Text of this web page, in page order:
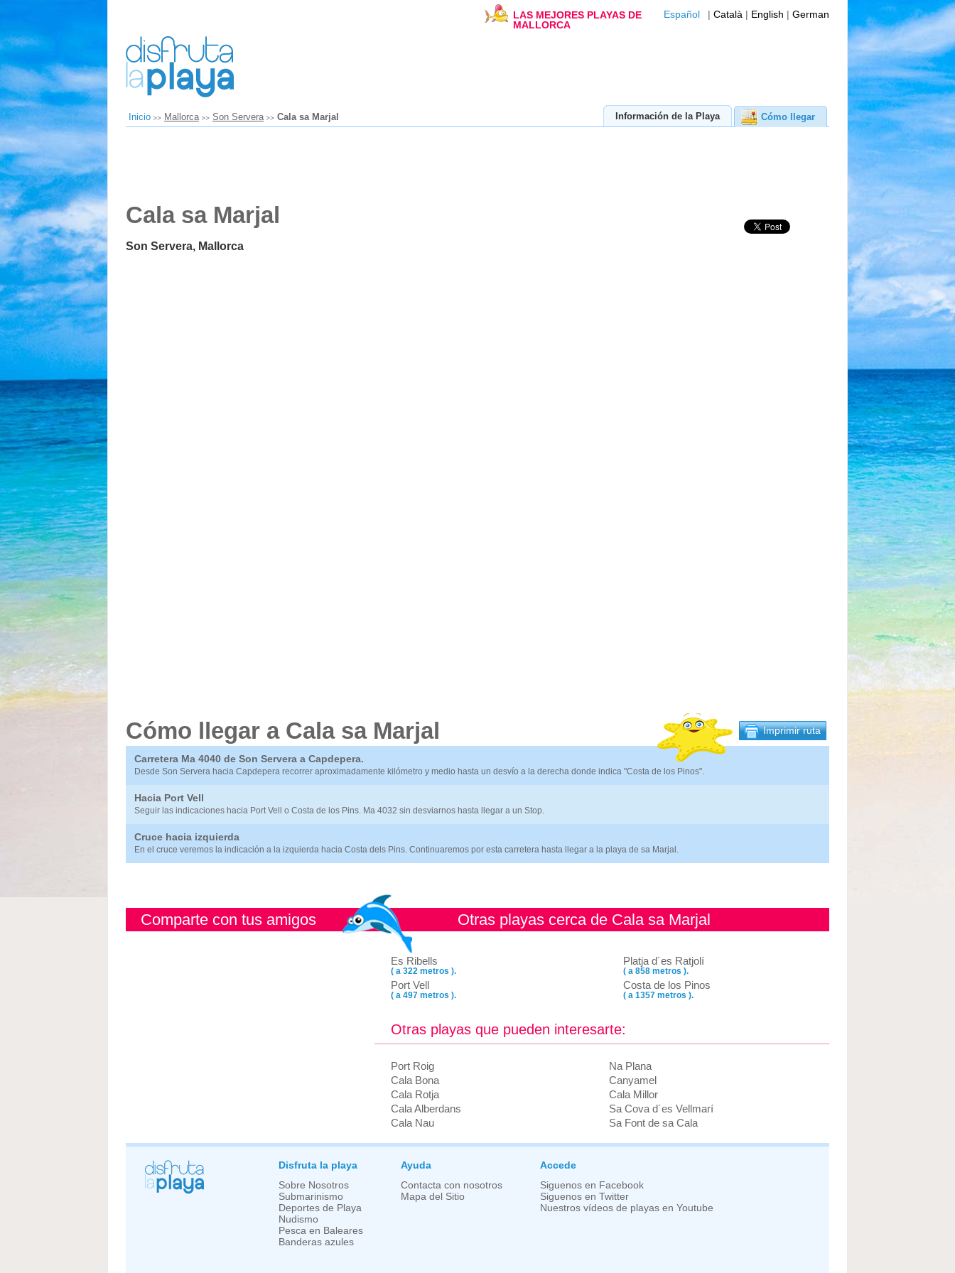
LAS MEJORES PLAYAS DE
MALLORCA
Español Català English German
Inicio Mallorca Son Servera Cala sa Marjal Información de la Playa Cómo llegar
Cala sa Marjal
Son Servera, Mallorca
Cómo llegar a Cala sa Marjal Imprimir ruta
Carretera Ma 4040 de Son Servera a Capdepera.
Desde Son Servera hacia Capdepera recorrer aproximadamente kilómetro y medio hasta un desvío a la derecha donde indica "Costa de los Pinos".
Hacia Port Vell
Seguir las indicaciones hacia Port Vell o Costa de los Pins. Ma 4032 sin desviarnos hasta llegar a un Stop.
Cruce hacia izquierda
En el cruce veremos la indicación a la izquierda hacia Costa dels Pins. Continuaremos por esta carretera hasta llegar a la playa de sa Marjal.
Comparte con tus amigos Otras playas cerca de Cala sa Marjal
Es Ribells
( a 322 metros ).
Port Vell
( a 497 metros ).
Platja d´es Ratjolí
( a 858 metros ).
Costa de los Pinos
( a 1357 metros ).
Otras playas que pueden interesarte:
Port Roig
Cala Bona
Cala Rotja
Cala Alberdans
Cala Nau
Na Plana
Canyamel
Cala Millor
Sa Cova d´es Vellmarí
Sa Font de sa Cala
Disfruta la playa
Sobre Nosotros
Submarinismo
Deportes de Playa
Nudismo
Pesca en Baleares
Banderas azules
Ayuda
Contacta con nosotros
Mapa del Sitio
Accede
Siguenos en Facebook
Siguenos en Twitter
Nuestros vídeos de playas en Youtube